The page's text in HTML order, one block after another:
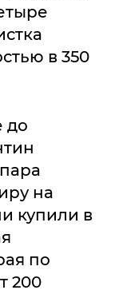
в 350
до
на
купили в
по
200